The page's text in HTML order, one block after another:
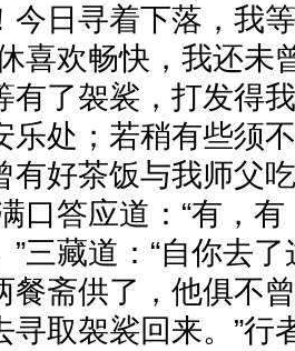
今日寻着下落，我
喜欢畅快，我还未
有了袈裟，打发得
乐处；若稍有些须
有好茶饭与我师父
口答应道：“有，
”三藏道：“自你去
餐斋供了，他俱不
寻取袈裟回来。”行